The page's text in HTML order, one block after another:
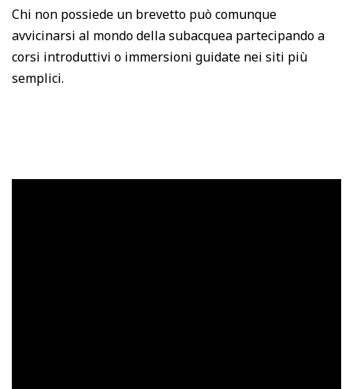
Chi non possiede un brevetto può comunque
avvicinarsi al mondo della subacquea partecipando a
corsi introduttivi o immersioni guidate nei siti più
semplici.